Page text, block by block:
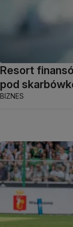
Resort
pod
BIZNES